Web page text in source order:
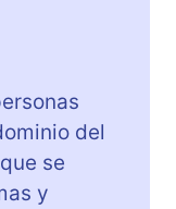
del
se
y